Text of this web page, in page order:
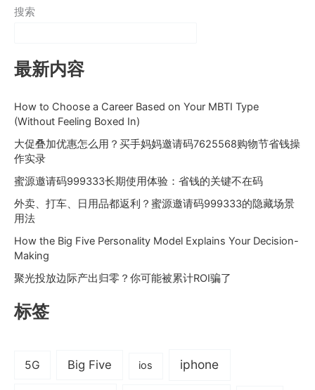
搜索
最新内容
How to Choose a Career Based on Your MBTI Type
(Without Feeling Boxed In)
大促叠加优惠怎么用？买手妈妈邀请码7625568购物节省钱操
作实录
蜜源邀请码999333长期使用体验：省钱的关键不在码
外卖、打车、日用品都返利？蜜源邀请码999333的隐藏场景
用法
How the Big Five Personality Model Explains Your Decision-
Making
聚光投放边际产出归零？你可能被累计ROI骗了
标签
5G Big Five ios iphone